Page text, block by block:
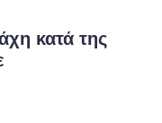
κατά της